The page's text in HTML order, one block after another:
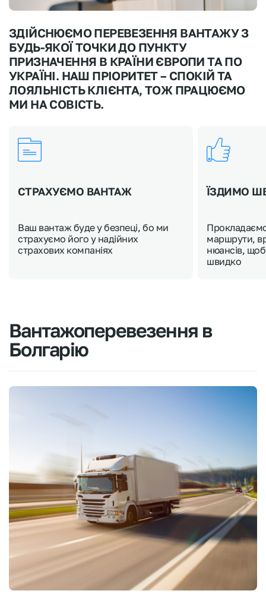
ЗДІЙСНЮЄМО ПЕРЕВЕЗЕННЯ ВАНТАЖУ З
БУДЬ-ЯКОЇ ТОЧКИ ДО ПУНКТУ
ПРИЗНАЧЕННЯ В КРАЇНИ ЄВРОПИ ТА ПО
УКРАЇНІ. НАШ ПРІОРИТЕТ – СПОКІЙ ТА
ЛОЯЛЬНІСТЬ КЛІЄНТА, ТОЖ ПРАЦЮЄМО
МИ НА СОВІСТЬ.
СТРАХУЄМО ВАНТАЖ
Ваш вантаж буде у безпеці, бо ми
страхуємо його у надійних
страхових компаніях
ЇЗДИМО
маршрути,
нюансів,
швидко
Вантажоперевезення в
Болгарію